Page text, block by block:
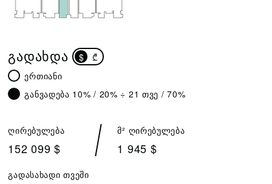
ᲒᲐᲓᲐᲮᲓᲐ $
₾
ერთიანი
განვადება 10% / 20% ÷ 21 თვე / 70%
ღირებულება
152 099 $
მ² ღირებულება
1 945 $
გადასახადი თვეში